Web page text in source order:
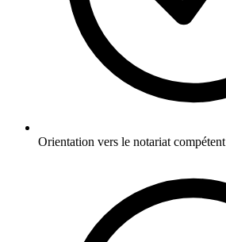
Orientation vers le notariat compétent